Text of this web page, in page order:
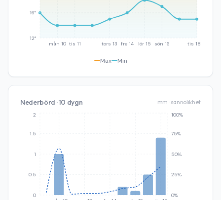
mån 10 tis 11 tors 13 fre 14 lör 15 sön 16 tis 18
12°
16°
Max Min
Nederbörd · 10 dygn mm · sannolikhet
0
0.5
1
1.5
2
0%
25%
50%
75%
100%